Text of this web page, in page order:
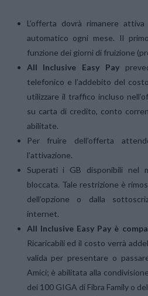
L’offerta dovrà rimanere
automatico ogni mese. Il
funzione dei giorni di fruizione
All Inclusive Easy Pay
telefonico e l’addebito del
utilizzare il traffico incluso
su carta di credito, conto
abilitate.
Per fruire dell’offerta
l’attivazione.
Superati i GB disponibili nel
bloccata. Tale restrizione è
dell’opzione o dalla
internet.
All Inclusive Easy Pay è
Ricaricabili ed il costo verrà
valida per presentare o
Amici; è abilitata alla
dei 100 GIGA di Fibra Family o